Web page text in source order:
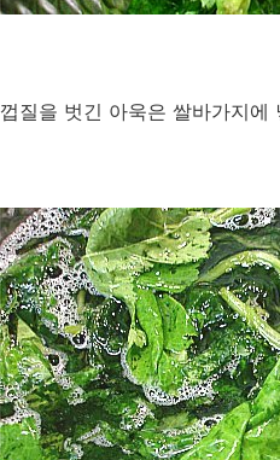
껍질을 벗긴 아욱은 쌀바가지